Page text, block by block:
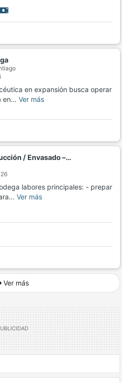
en expansión busca operar
en… Ver más
/ Envasado –…
labores principales: - prepar
Ver más
Ver más